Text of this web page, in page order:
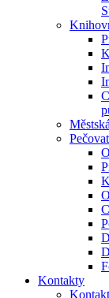
Kontakty